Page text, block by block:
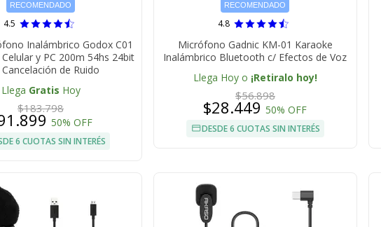
RECOMENDADO
4.5
Inalámbrico Godox C01
y PC 200m 54hs 24bit
de Ruido
Llega Gratis Hoy
$183.798
50% OFF
6 CUOTAS SIN INTERÉS
RECOMENDADO
4.8
Micrófono Gadnic KM-01 Karaoke
Inalámbrico Bluetooth c/ Efectos de Voz
Llega Hoy o ¡Retiralo hoy!
$56.898
$28.44950% OFF
DESDE 6 CUOTAS SIN INTERÉS